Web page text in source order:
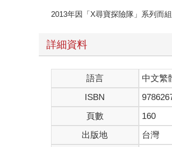
2013年因「X尋寶探險隊」系列而
詳細資料
語言 中文繁
ISBN
頁數
160
出版地
台灣